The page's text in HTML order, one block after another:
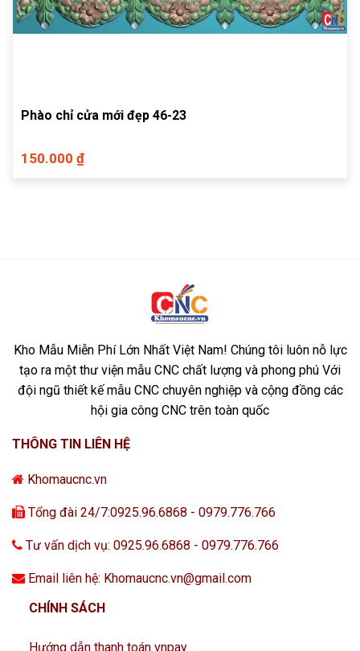
Phào chỉ cửa mới đẹp 46-23
150.000 ₫
Kho Mẫu Miễn Phí Lớn Nhất Việt Nam! Chúng tôi luôn nỗ lực
tạo ra một thư viện mẫu CNC chất lượng và phong phú Với
đội ngũ thiết kế mẫu CNC chuyên nghiệp và cộng đồng các
hội gia công CNC trên toàn quốc
THÔNG TIN LIÊN HỆ
Khomaucnc.vn
Tổng đài 24/7:0925.96.6868 - 0979.776.766
Tư vấn dịch vụ: 0925.96.6868 - 0979.776.766
Email liên hệ: Khomaucnc.vn@gmail.com
CHÍNH SÁCH
Hướng dẫn thanh toán vnpay